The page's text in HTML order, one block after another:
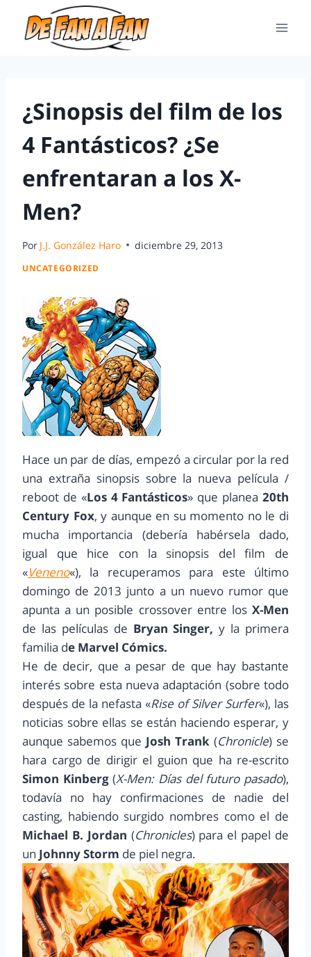
¿Sinopsis del film de los
4 Fantásticos? ¿Se
enfrentaran a los X-
Men?
Por J.J. González Haro diciembre 29, 2013
UNCATEGORIZED
Hace un par de días, empezó a circular por la red
una extraña sinopsis sobre la nueva película /
reboot de «Los 4 Fantásticos» que planea20th
Century Fox, y aunque en su momento no le di
mucha importancia (debería habérsela dado,
igual que hice con la sinopsis del film de
«Veneno«), la recuperamos para este último
domingo de 2013 junto a un nuevo rumor que
apunta a un posible crossover entre los X-Men
de las películas de Bryan Singer, y la primera
familia de Marvel Cómics.
He de decir, que a pesar de que hay bastante
interés sobre esta nueva adaptación (sobre todo
después de la nefasta «Rise of Silver Surfer«), las
noticias sobre ellas se están haciendo esperar, y
aunque sabemos que Josh Trank (Chronicle) se
hara cargo de dirigir el guion que ha re-escrito
Simon Kinberg(X-Men: Días del futuro pasado),
todavía no hay confirmaciones de nadie del
casting, habiendo surgido nombres como el de
Michael B. Jordan (Chronicles) para el papel de
un Johnny Storm de piel negra.